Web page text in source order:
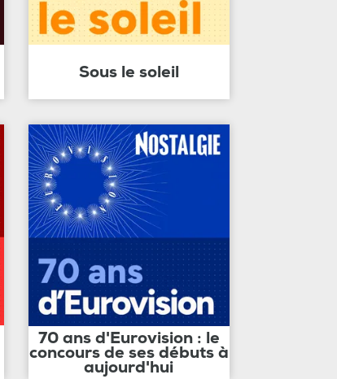
Sous le soleil
70 ans d'Eurovision : le
concours de ses débuts à
aujourd'hui